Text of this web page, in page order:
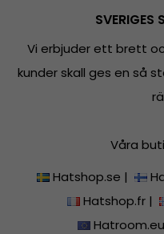
SVERIGES
Vi erbjuder ett brett
kunder skall ges en så
Våra
Hatshop.se |
Hatshop.fr|
Hatroom.eu